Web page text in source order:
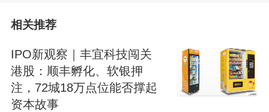
相关推荐
IPO新观察｜丰宜科技闯关
港股：顺丰孵化、软银押
注，72城18万点位能否撑起
资本故事